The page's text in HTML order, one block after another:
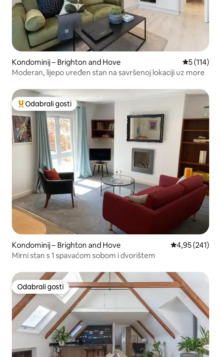
Kondominij – Brighton and Hove Prosječna
5 (114)
Moderan, lijepo uređen stan na savršenoj lokaciji uz more
Među najviše rangiranima s oznakom „Odabrali gosti”
Odabrali gosti
Kondominij – Brighton and Hove Prosječna
4,95 (241)
Mirni stan s 1 spavaćom sobom i dvorištem
Odabrali gosti
Odabrali gosti